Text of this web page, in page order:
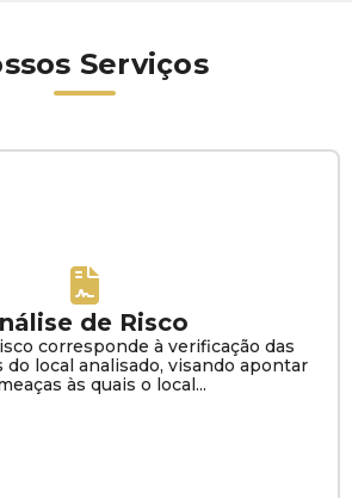
Serviços
de Risco
corresponde à verificação das
local analisado, visando apontar
às quais o local...